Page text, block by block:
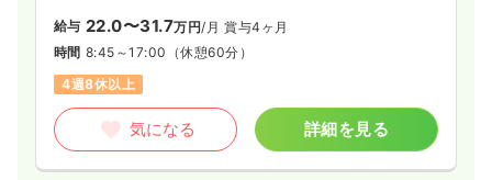
給与 22.0〜31.7万円/月 賞与4ヶ月
時間 8:45～17:00 （休憩60分）
4週8休以上
気になる 詳細を見る